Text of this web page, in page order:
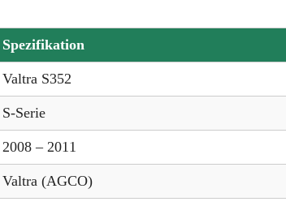
Spezifikation
Valtra S352
S-Serie
2008 – 2011
Valtra (AGCO)